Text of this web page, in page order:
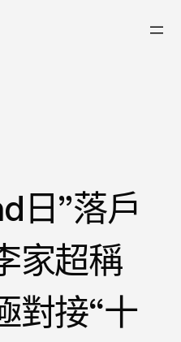
日”落戶
家超稱
對接“十